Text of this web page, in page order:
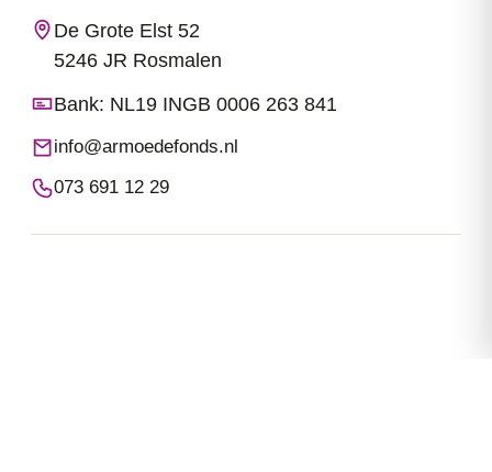
De Grote Elst 52
5246 JR Rosmalen
Bank: NL19 INGB 0006 263 841
info@armoedefonds.nl
073 691 12 29